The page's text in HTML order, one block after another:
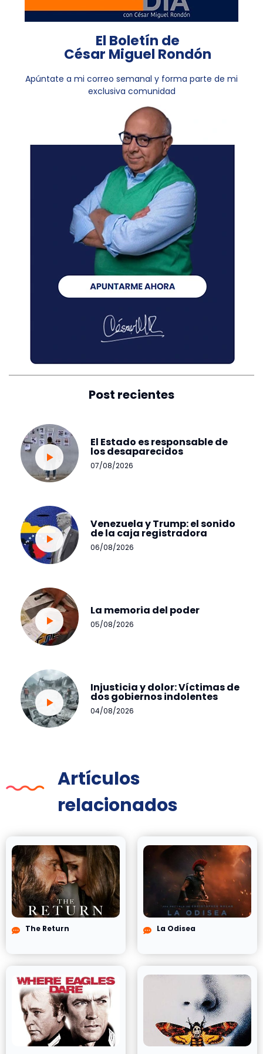
El Boletín de
César Miguel Rondón
Apúntate a mi correo semanal y forma parte de mi
exclusiva comunidad
Post recientes
El Estado es responsable de
los desaparecidos
07/08/2026
Venezuela y Trump: el sonido
de la caja registradora
06/08/2026
La memoria del poder
05/08/2026
Injusticia y dolor: Víctimas de
dos gobiernos indolentes
04/08/2026
Artículos
relacionados
The Return La Odisea